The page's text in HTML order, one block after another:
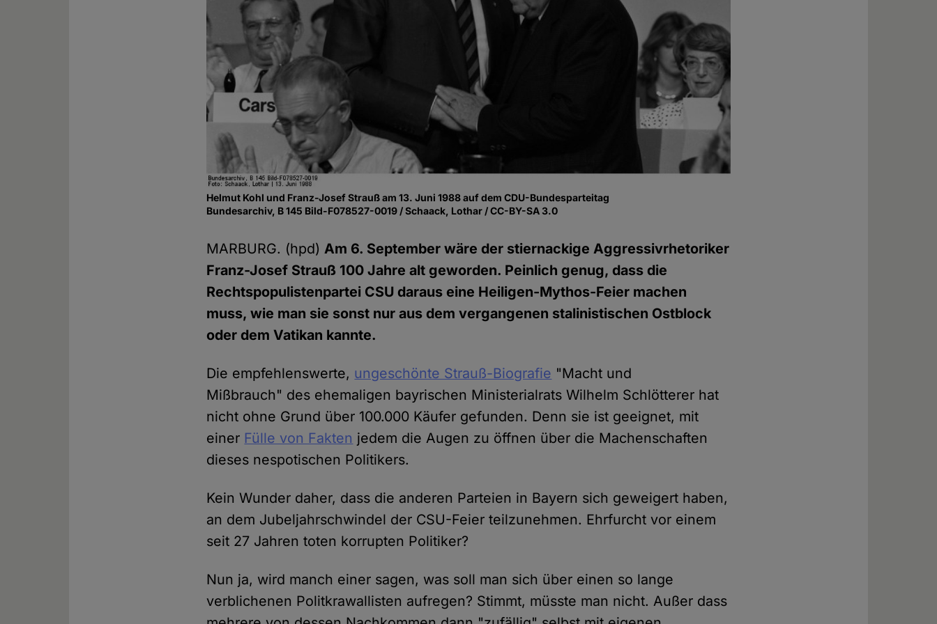
Helmut Kohl und Franz-Josef Strauß am 13. Juni 1988 auf dem CDU-Bundesparteitag
Bundesarchiv, B 145 Bild-F078527-0019 / Schaack, Lothar / CC-BY-SA 3.0
MARBURG. (hpd)Am 6. September wäre der stiernackige Aggressivrhetoriker
Franz-Josef Strauß 100 Jahre alt geworden. Peinlich genug, dass die
Rechtspopulistenpartei CSU daraus eine Heiligen-Mythos-Feier machen
muss, wie man sie sonst nur aus dem vergangenen stalinistischen Ostblock
oder dem Vatikan kannte.
Die empfehlenswerte, ungeschönte Strauß-Biografie "Macht und
Mißbrauch" des ehemaligen bayrischen Ministerialrats Wilhelm Schlötterer hat
nicht ohne Grund über 100.000 Käufer gefunden. Denn sie ist geeignet, mit
einer Fülle von Fakten jedem die Augen zu öffnen über die Machenschaften
dieses nespotischen Politikers.
Kein Wunder daher, dass die anderen Parteien in Bayern sich geweigert haben,
an dem Jubeljahrschwindel der CSU-Feier teilzunehmen. Ehrfurcht vor einem
seit 27 Jahren toten korrupten Politiker?
Nun ja, wird manch einer sagen, was soll man sich über einen so lange
verblichenen Politkrawallisten aufregen? Stimmt, müsste man nicht. Außer dass